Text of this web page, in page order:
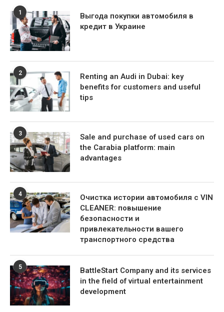
1
Выгода покупки автомобиля в
кредит в Украине
2
Renting an Audi in Dubai: key
benefits for customers and useful
tips
3
Sale and purchase of used cars on
the Carabia platform: main
advantages
4
Очистка истории автомобиля с VIN
CLEANER: повышение
безопасности и
привлекательности вашего
транспортного средства
5
BattleStart Company and its services
in the field of virtual entertainment
development